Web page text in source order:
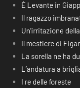
É Levante in
Il ragazzo
Un’irritazione
Il mestiere di
La sorella ne ha
L’andatura a
I re delle foreste